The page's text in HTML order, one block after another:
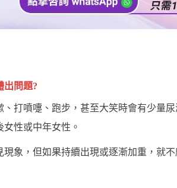
出問題?
打噴嚏、跑步，甚至大笑時會有少量
性或中年女性。
現象，但如果持續出現或逐漸加重，就